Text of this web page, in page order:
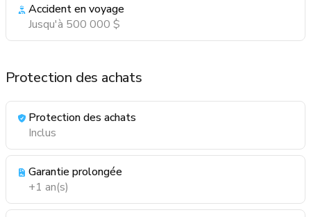
Accident en voyage
Jusqu'à 500 000 $
Protection des achats
Protection des achats
Inclus
Garantie prolongée
+1 an(s)